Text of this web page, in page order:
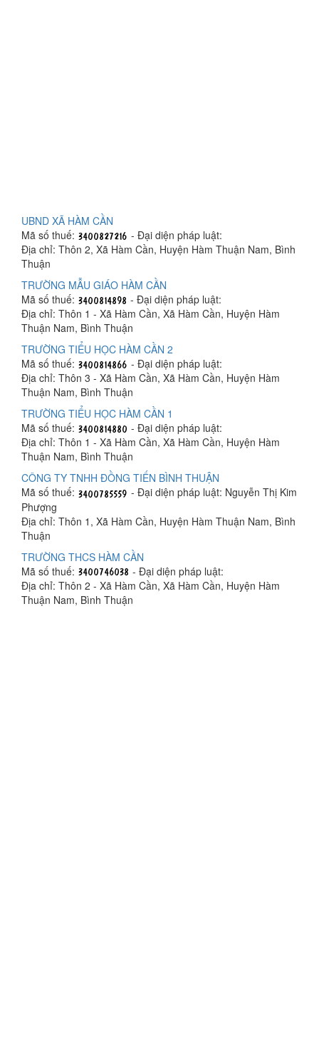
UBND XÃ HÀM CẦN
Mã số thuế:
- Đại diện pháp luật:
Địa chỉ: Thôn 2, Xã Hàm Cần, Huyện Hàm Thuận Nam, Bình
Thuận
TRƯỜNG MẪU GIÁO HÀM CẦN
Mã số thuế:
- Đại diện pháp luật:
Địa chỉ: Thôn 1 - Xã Hàm Cần, Xã Hàm Cần, Huyện Hàm
Thuận Nam, Bình Thuận
TRƯỜNG TIỂU HỌC HÀM CẦN 2
Mã số thuế:
- Đại diện pháp luật:
Địa chỉ: Thôn 3 - Xã Hàm Cần, Xã Hàm Cần, Huyện Hàm
Thuận Nam, Bình Thuận
TRƯỜNG TIỂU HỌC HÀM CẦN 1
Mã số thuế:
- Đại diện pháp luật:
Địa chỉ: Thôn 1 - Xã Hàm Cần, Xã Hàm Cần, Huyện Hàm
Thuận Nam, Bình Thuận
CÔNG TY TNHH ĐỒNG TIẾN BÌNH THUẬN
Mã số thuế:
- Đại diện pháp luật: Nguyễn Thị Kim
Phượng
Địa chỉ: Thôn 1, Xã Hàm Cần, Huyện Hàm Thuận Nam, Bình
Thuận
TRƯỜNG THCS HÀM CẦN
Mã số thuế:
- Đại diện pháp luật:
Địa chỉ: Thôn 2 - Xã Hàm Cần, Xã Hàm Cần, Huyện Hàm
Thuận Nam, Bình Thuận